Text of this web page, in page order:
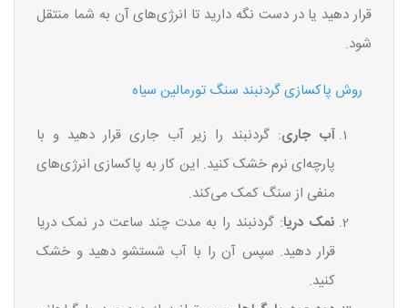
قرار دهید یا در دست نگه دارید تا انرژی‌های آن به شما منتقل
شود.
روش پاکسازی گردنبند سنگ تورمالین سیاه
آب جاری: گردنبند را زیر آب جاری قرار دهید و با
پارچه‌ای نرم خشک کنید. این کار به پاکسازی انرژی‌های
منفی از سنگ کمک می‌کند.
نمک دریا: گردنبند را به مدت چند ساعت در نمک دریا
قرار دهید. سپس آن را با آب شستشو دهید و خشک
کنید.